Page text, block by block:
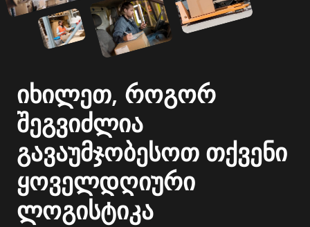
იხილეთ, როგორ
შეგვიძლია
გავაუმჯობესოთ თქვენი
ყოველდღიური
ლოგისტიკა